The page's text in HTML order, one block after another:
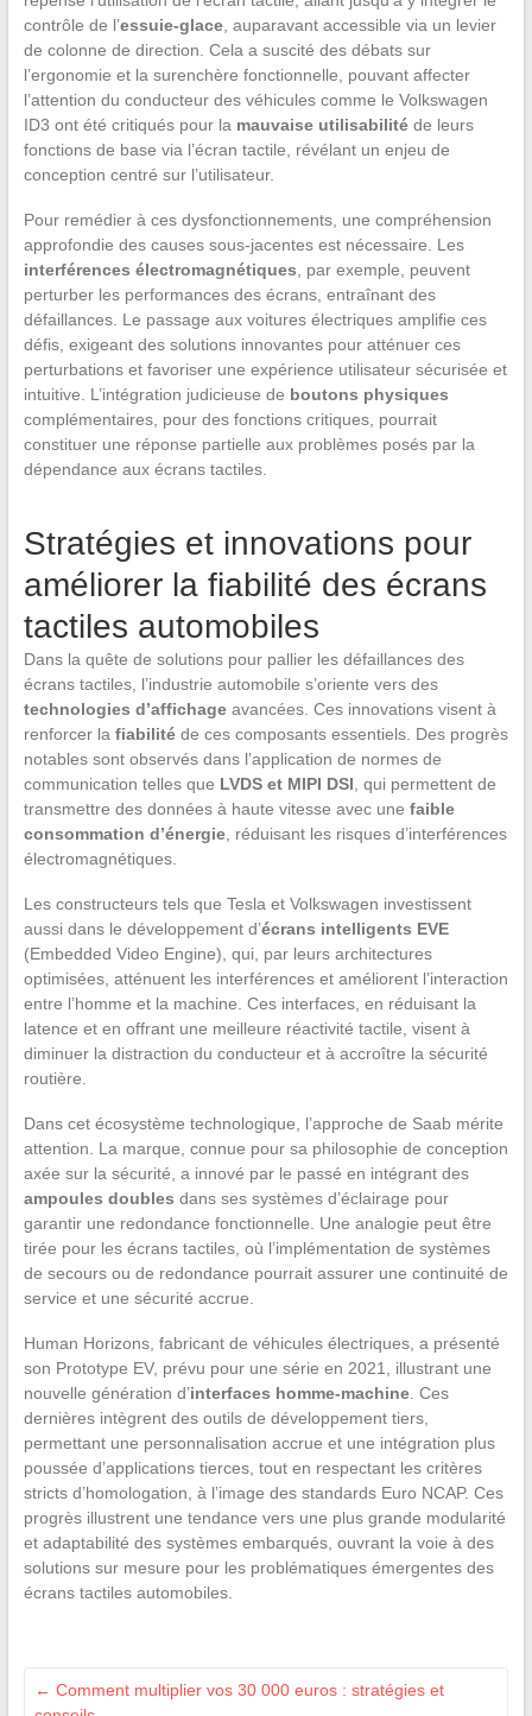
contrôle de l’essuie-glace, auparavant accessible via un levier
de colonne de direction. Cela a suscité des débats sur
l’ergonomie et la surenchère fonctionnelle, pouvant affecter
l’attention du conducteur des véhicules comme le Volkswagen
ID3 ont été critiqués pour la mauvaise utilisabilitéde leurs
fonctions de base via l’écran tactile, révélant un enjeu de
conception centré sur l’utilisateur.
Pour remédier à ces dysfonctionnements, une compréhension
approfondie des causes sous-jacentes est nécessaire. Les
interférences électromagnétiques , par exemple, peuvent
perturber les performances des écrans, entraînant des
défaillances. Le passage aux voitures électriques amplifie ces
défis, exigeant des solutions innovantes pour atténuer ces
perturbations et favoriser une expérience utilisateur sécurisée et
intuitive. L’intégration judicieuse de boutons physiques
complémentaires, pour des fonctions critiques, pourrait
constituer une réponse partielle aux problèmes posés par la
dépendance aux écrans tactiles.
Stratégies et innovations pour
améliorer la fiabilité des écrans
tactiles automobiles
Dans la quête de solutions pour pallier les défaillances des
écrans tactiles, l’industrie automobile s’oriente vers des
technologies d’affichageavancées. Ces innovations visent à
renforcer la fiabilitéde ces composants essentiels. Des progrès
notables sont observés dans l’application de normes de
communication telles que LVDS et MIPI DSI , qui permettent de
transmettre des données à haute vitesse avec une faible
consommation d’énergie, réduisant les risques d’interférences
électromagnétiques.
Les constructeurs tels que Tesla et Volkswagen investissent
aussi dans le développement d’écrans intelligents EVE
(Embedded Video Engine), qui, par leurs architectures
optimisées, atténuent les interférences et améliorent l’interaction
entre l’homme et la machine. Ces interfaces, en réduisant la
latence et en offrant une meilleure réactivité tactile, visent à
diminuer la distraction du conducteur et à accroître la sécurité
routière.
Dans cet écosystème technologique, l’approche de Saab mérite
attention. La marque, connue pour sa philosophie de conception
axée sur la sécurité, a innové par le passé en intégrant des
ampoules doubles dans ses systèmes d’éclairage pour
garantir une redondance fonctionnelle. Une analogie peut être
tirée pour les écrans tactiles, où l’implémentation de systèmes
de secours ou de redondance pourrait assurer une continuité de
service et une sécurité accrue.
Human Horizons, fabricant de véhicules électriques, a présenté
son Prototype EV, prévu pour une série en 2021, illustrant une
nouvelle génération d’interfaces homme-machine. Ces
dernières intègrent des outils de développement tiers,
permettant une personnalisation accrue et une intégration plus
poussée d’applications tierces, tout en respectant les critères
stricts d’homologation, à l’image des standards Euro NCAP. Ces
progrès illustrent une tendance vers une plus grande modularité
et adaptabilité des systèmes embarqués, ouvrant la voie à des
solutions sur mesure pour les problématiques émergentes des
écrans tactiles automobiles.
← Comment multiplier vos 30 000 euros : stratégies et